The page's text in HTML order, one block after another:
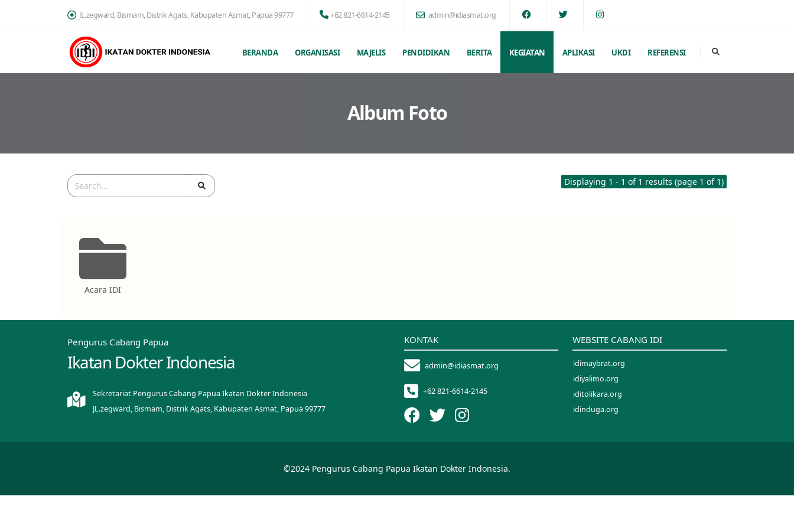
JL.zegward, Bismam, Distrik Agats, Kabupaten Asmat, Papua 99777 +62 821-6614-2145 admin@idiasmat.org
BERANDA ORGANISASI MAJELIS PENDIDIKAN BERITA KEGIATAN APLIKASI UKDI REFERENSI
Album Foto
Displaying 1 - 1 of 1 results (page 1 of 1)
Acara IDI
Pengurus Cabang Papua
Ikatan Dokter Indonesia
Sekretariat Pengurus Cabang Papua Ikatan Dokter Indonesia
JL.zegward, Bismam, Distrik Agats, Kabupaten Asmat, Papua 99777
KONTAK
admin@idiasmat.org
+62 821-6614-2145
WEBSITE CABANG IDI
idimaybrat.org
idiyalimo.org
iditolikara.org
idinduga.org
©2024 Pengurus Cabang Papua Ikatan Dokter Indonesia.